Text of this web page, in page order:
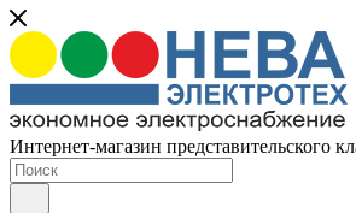
Интернет-магазин представительского